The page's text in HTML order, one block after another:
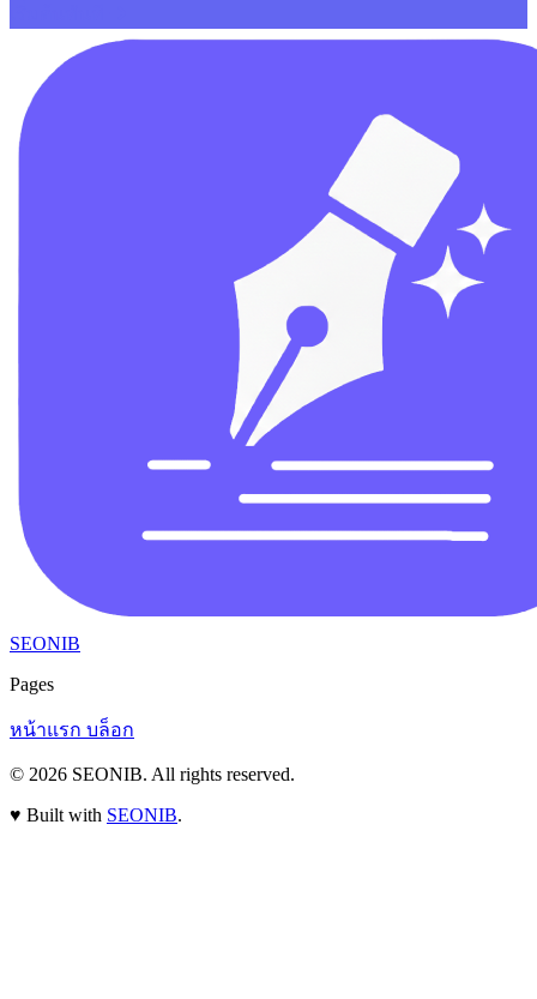
SEONIB
Pages
หน้าแรก บล็อก
© 2026 SEONIB. All rights reserved.
♥ Built with SEONIB.